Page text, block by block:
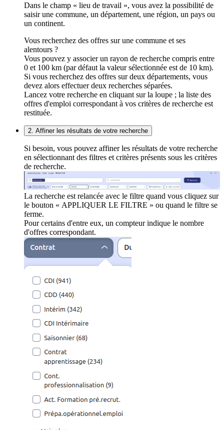
Dans le champ « lieu de travail », vous avez la possibilité de
saisir une commune, un département, une région, un pays ou
un continent.
Vous recherchez des offres sur une commune et ses
alentours ?
Vous pouvez y associer un rayon de recherche compris entre
0 et 100 km (par défaut la valeur sélectionnée est de 10 km).
Si vous recherchez des offres sur deux départements, vous
devez alors effectuer deux recherches séparées.
Lancez votre recherche en cliquant sur la loupe ; la liste des
offres d'emploi correspondant à vos critères de recherche est
restituée.
2. Affiner les résultats de votre recherche
Si besoin, vous pouvez affiner les résultats de votre recherche
en sélectionnant des filtres et critères présents sous les critères
de recherche.
La recherche est relancée avec le filtre quand vous cliquez sur
le bouton « APPLIQUER LE FILTRE » ou quand le filtre se
ferme.
Pour certains d'entre eux, un compteur indique le nombre
d'offres correspondant.